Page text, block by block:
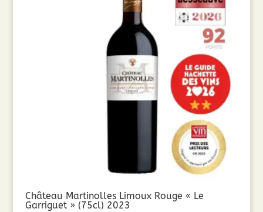
Château Martinolles Limoux Rouge « Le
Garriguet » (75cl) 2023